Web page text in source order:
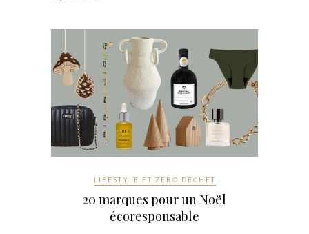
LIFESTYLE ET ZÉRO DÉCHET
20 marques pour un Noël
écoresponsable